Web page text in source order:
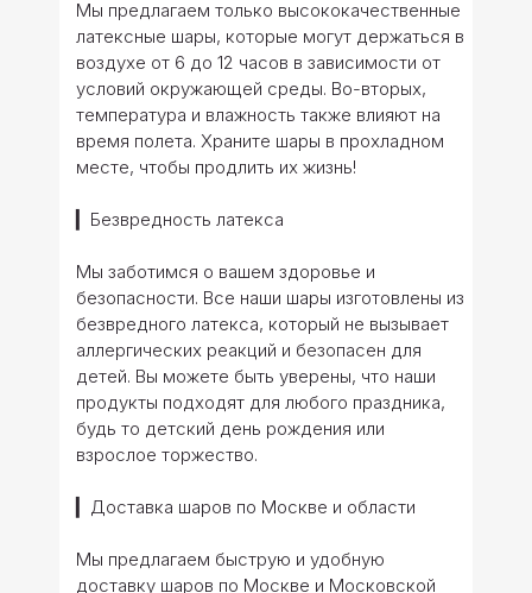
Мы предлагаем только высококачественные
латексные шары, которые могут держаться в
воздухе от 6 до 12 часов в зависимости от
условий окружающей среды. Во-вторых,
температура и влажность также влияют на
время полета. Храните шары в прохладном
месте, чтобы продлить их жизнь!
▎Безвредность латекса
Мы заботимся о вашем здоровье и
безопасности. Все наши шары изготовлены из
безвредного латекса, который не вызывает
аллергических реакций и безопасен для
детей. Вы можете быть уверены, что наши
продукты подходят для любого праздника,
будь то детский день рождения или
взрослое торжество.
▎Доставка шаров по Москве и области
Мы предлагаем быструю и удобную
доставку шаров по Москве и Московской